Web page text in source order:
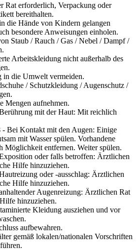
Rat erforderlich, Verpackung oder
bereithalten.
die Hände von Kindern gelangen
besondere Anweisungen einholen.
Staub / Rauch / Gas / Nebel / Dampf /
Arbeitskleidung nicht außerhalb des
in die Umwelt vermeiden.
/ Schutzkleidung / Augenschutz /
Mengen aufnehmen.
mit der Haut: Mit reichlich
- Bei Kontakt mit den Augen: Einige
mit Wasser spülen. Vorhandene
Möglichkeit entfernen. Weiter spülen.
oder falls betroffen: Ärztlichen
Hilfe hinzuziehen.
oder -ausschlag: Ärztlichen
Hilfe hinzuziehen.
Augenreizung: Ärztlichen Rat
hinzuziehen.
Kleidung ausziehen und vor
aufbewahren.
gemäß lokalen/nationalen Vorschriften